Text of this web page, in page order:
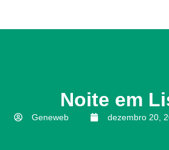
Noite em
Geneweb dezembro 20,